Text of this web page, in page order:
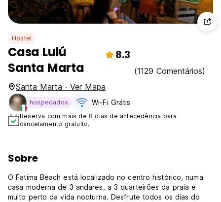
Hostel
Casa Lulú
Santa Marta
8.3
(1129 Comentários)
Santa Marta · Ver Mapa
hospedados Wi-Fi Grátis
Reserva com mais de 8 dias de antecedência para
cancelamento gratuito.
Sobre
O Fatima Beach está localizado no centro histórico, numa
casa moderna de 3 andares, a 3 quarteirões da praia e
muito perto da vida nocturna. Desfrute todos os dias do